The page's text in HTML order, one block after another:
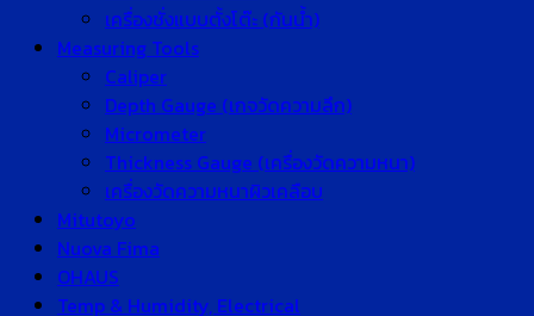
เครื่องชั่งแบบตั้งโต๊ะ (กันน้ำ)
Measuring Tools
Caliper
Depth Gauge (เกจวัดความลึก)
Micrometer
Thickness Gauge (เครื่องวัดความหนา)
เครื่องวัดความหนาผิวเคลือบ
Mitutoyo
Nuova Fima
OHAUS
Temp & Humidity, Electrical